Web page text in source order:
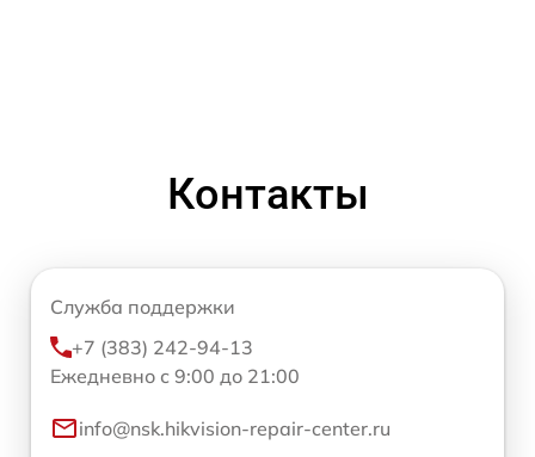
Контакты
Служба поддержки
+7 (383) 242-94-13
Ежедневно с 9:00 до 21:00
info@nsk.hikvision-repair-center.ru